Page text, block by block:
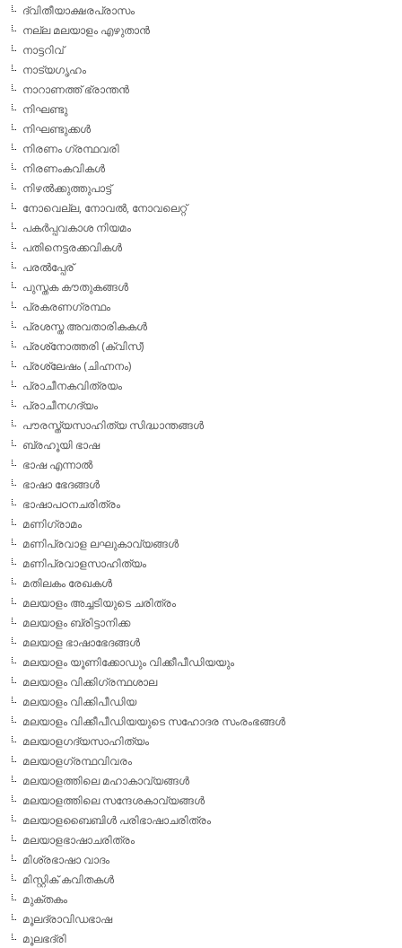
ദ്വിതീയാക്ഷരപ്രാസം
നല്ല മലയാളം എഴുതാന്‍
നാട്ടറിവ്
നാട്യഗൃഹം
നാറാണത്ത് ഭ്രാന്തന്‍
നിഘണ്ടു
നിഘണ്ടുക്കള്‍
നിരണം ഗ്രന്ഥവരി
നിരണംകവികള്‍
നിഴല്‍ക്കുത്തുപാട്ട്
നോവെല്ല, നോവല്‍, നോവലെറ്റ്
പകര്‍പ്പവകാശ നിയമം
പതിനെട്ടരക്കവികള്‍
പരല്‍പ്പേര്
പുസ്തക കൗതുകങ്ങള്‍
പ്രകരണഗ്രന്ഥം
പ്രശസ്ത അവതാരികകള്‍
പ്രശ്‌നോത്തരി (ക്വിസ്)
പ്രശ്ലേഷം (ചിഹ്നനം)
പ്രാചീനകവിത്രയം
പ്രാചീനഗദ്യം
പൗരസ്ത്യസാഹിത്യ സിദ്ധാന്തങ്ങള്‍
ബ്രഹൂയി ഭാഷ
ഭാഷ എന്നാല്‍
ഭാഷാ ഭേദങ്ങള്‍
ഭാഷാപഠനചരിത്രം
മണിഗ്രാമം
മണിപ്രവാള ലഘുകാവ്യങ്ങള്‍
മണിപ്രവാളസാഹിത്യം
മതിലകം രേഖകള്‍
മലയാളം അച്ചടിയുടെ ചരിത്രം
മലയാളം ബ്രിട്ടാനിക്ക
മലയാള ഭാഷാഭേദങ്ങള്‍
മലയാളം യൂണിക്കോഡും വിക്കീപീഡിയയും
മലയാളം വിക്കിഗ്രന്ഥശാല
മലയാളം വിക്കിപീഡിയ
മലയാളം വിക്കീപീഡിയയുടെ സഹോദര സംരംഭങ്ങള്‍
മലയാളഗദ്യസാഹിത്യം
മലയാളഗ്രന്ഥവിവരം
മലയാളത്തിലെ മഹാകാവ്യങ്ങള്‍
മലയാളത്തിലെ സന്ദേശകാവ്യങ്ങള്‍
മലയാളബൈബിള്‍ പരിഭാഷാചരിത്രം
മലയാളഭാഷാചരിത്രം
മിശ്രഭാഷാ വാദം
മിസ്റ്റിക് കവിതകള്‍
മുക്തകം
മൂലദ്രാവിഡഭാഷ
മൂലഭദ്രി